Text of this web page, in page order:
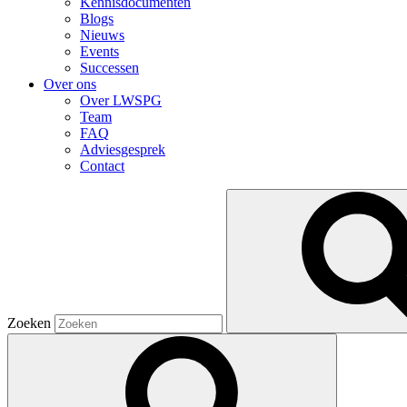
Blogs
Nieuws
Events
Successen
Over ons
Over LWSPG
Team
FAQ
Adviesgesprek
Contact
Zoeken